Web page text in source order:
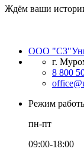
Ждём ваши
ООО
г.
8 800
Режим
пн-пт
09:00-18:00